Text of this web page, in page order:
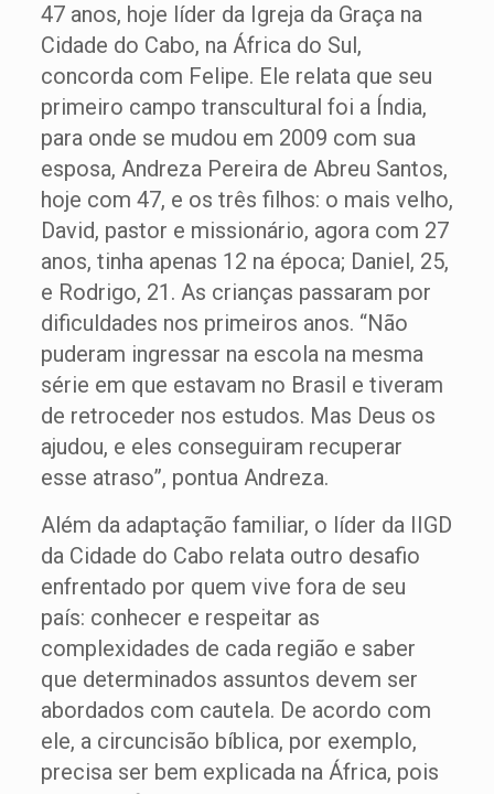
47 anos, hoje líder da Igreja da Graça na
Cidade do Cabo, na África do Sul,
concorda com Felipe. Ele relata que seu
primeiro campo transcultural foi a Índia,
para onde se mudou em 2009 com sua
esposa, Andreza Pereira de Abreu Santos,
hoje com 47, e os três filhos: o mais velho,
David, pastor e missionário, agora com 27
anos, tinha apenas 12 na época; Daniel, 25,
e Rodrigo, 21. As crianças passaram por
dificuldades nos primeiros anos. “Não
puderam ingressar na escola na mesma
série em que estavam no Brasil e tiveram
de retroceder nos estudos. Mas Deus os
ajudou, e eles conseguiram recuperar
esse atraso”, pontua Andreza.
Além da adaptação familiar, o líder da IIGD
da Cidade do Cabo relata outro desafio
enfrentado por quem vive fora de seu
país: conhecer e respeitar as
complexidades de cada região e saber
que determinados assuntos devem ser
abordados com cautela. De acordo com
ele, a circuncisão bíblica, por exemplo,
precisa ser bem explicada na África, pois